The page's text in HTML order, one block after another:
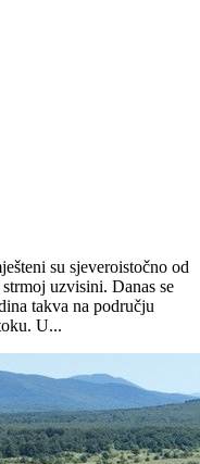
su sjeveroistočno od
uzvisini. Danas se
takva na području
U...